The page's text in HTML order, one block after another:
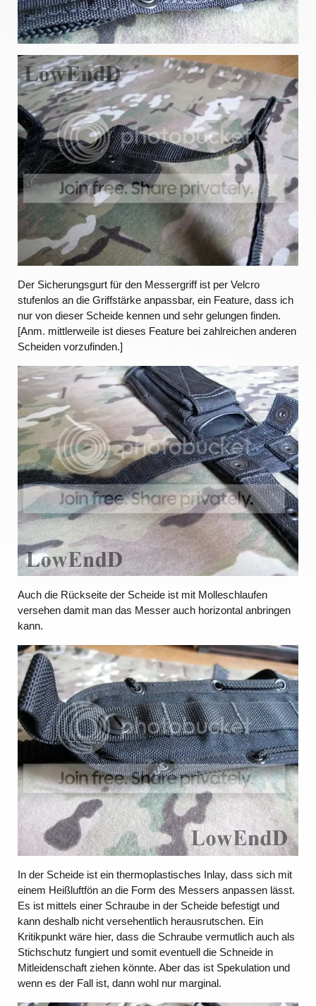
Der Sicherungsgurt für den Messergriff ist per Velcro
stufenlos an die Griffstärke anpassbar, ein Feature, dass ich
nur von dieser Scheide kennen und sehr gelungen finden.
[Anm. mittlerweile ist dieses Feature bei zahlreichen anderen
Scheiden vorzufinden.]
Auch die Rückseite der Scheide ist mit Molleschlaufen
versehen damit man das Messer auch horizontal anbringen
kann.
In der Scheide ist ein thermoplastisches Inlay, dass sich mit
einem Heißluftfön an die Form des Messers anpassen lässt.
Es ist mittels einer Schraube in der Scheide befestigt und
kann deshalb nicht versehentlich herausrutschen. Ein
Kritikpunkt wäre hier, dass die Schraube vermutlich auch als
Stichschutz fungiert und somit eventuell die Schneide in
Mitleidenschaft ziehen könnte. Aber das ist Spekulation und
wenn es der Fall ist, dann wohl nur marginal.